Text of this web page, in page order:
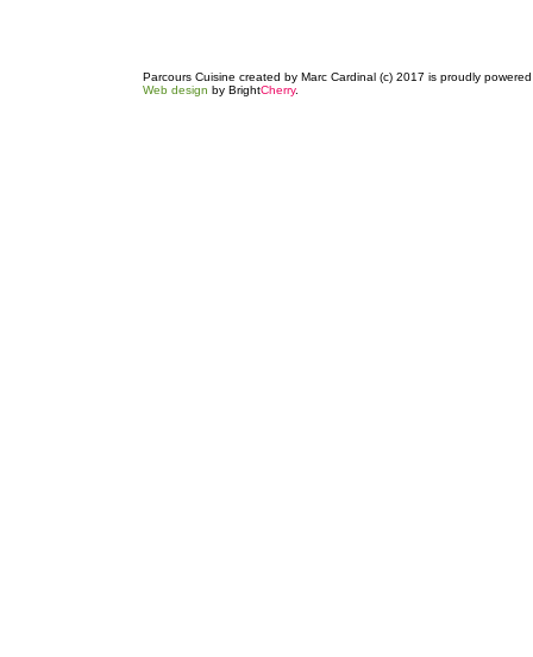
Parcours Cuisine created by Marc Cardinal (c) 2017 is proudly
Web design by BrightCherry.